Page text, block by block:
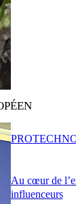
Au cœur de
influenceurs
PRO